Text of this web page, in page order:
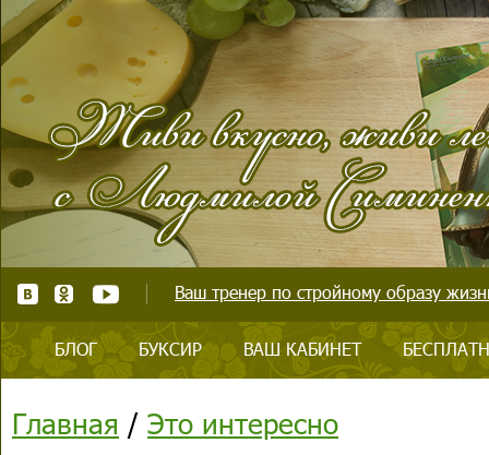
Ваш тренер по стройному образу
БЛОГ БУКСИР ВАШ КАБИНЕТ
Главная / Это интересно